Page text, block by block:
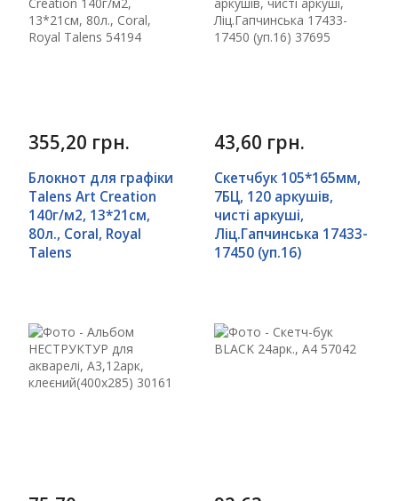
355,20 грн.
Блокнот для графіки
Talens Art Creation
140г/м2, 13*21см,
80л., Coral, Royal
Talens
43,60 грн.
Скетчбук 105*165мм,
7БЦ, 120 аркушів,
чисті аркуші,
Ліц.Гапчинська 17433-
17450 (уп.16)